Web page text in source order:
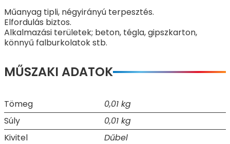
Műanyag tipli, négyirányú terpesztés.
Elfordulás biztos.
Alkalmazási területek; beton, tégla, gipszkarton,
könnyű falburkolatok stb.
MŰSZAKI ADATOK
Tömeg
0,01 kg
Súly
0,01 kg
Kivitel
Dűbel